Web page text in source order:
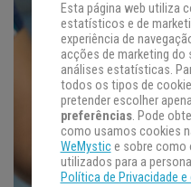
Esta página web utiliza
estatísticos e de
experiência de
acções de marketing do
análises estatísticas.
todos os tipos de
pretender escolher
preferências. Pode
como usamos cookies
WeMystice sobre como
utilizados para a
Política de Privacidade e